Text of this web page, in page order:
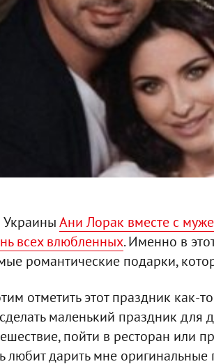
УкраиныАни Лорак вместе с
всех влюбленных. Именно в
романтические подарки,
отметить этот праздник как-
маленький праздник для
пойти в ресторан или
любит дарить мне